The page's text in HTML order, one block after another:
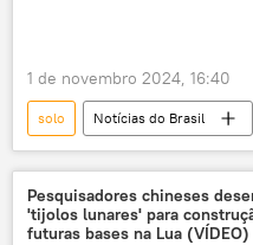
1 de novembro 2024, 16:40
solo Notícias do Brasil
Maceió
Polícia Federal
Braskem
Brasil
Países Baixos
União
Pesquisadores chineses
'tijolos lunares' para
futuras bases na Lua (VÍDEO)